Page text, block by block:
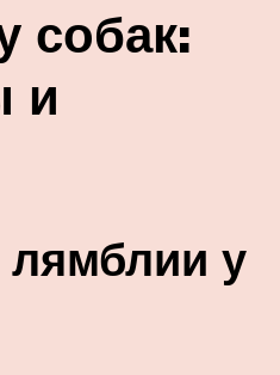
собак:
и
лямблии у